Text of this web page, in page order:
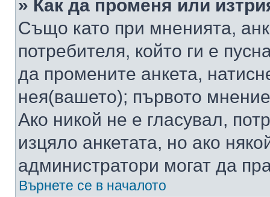
» Как да променя или
Също като при мненията,
потребителя, който ги е
да промените анкета,
нея(вашето); първото
Ако никой не е гласувал,
изцяло анкетата, но ако
администратори могат да
Върнете се в началото